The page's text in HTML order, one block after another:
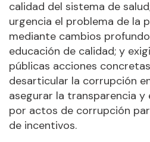
calidad del sistema de
urgencia el problema de la
mediante cambios
educación de calidad; y
públicas acciones
desarticular la corrupción
asegurar la transparencia
por actos de corrupción
de incentivos.